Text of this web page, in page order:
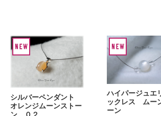
シルバーペンダント
オレンジムーンストー
ハイパージュエ
ックレス ムー
ーン